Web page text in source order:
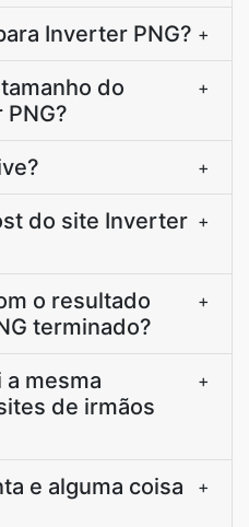
Inverter PNG? +
do
+
+
do site Inverter +
o resultado
terminado?
+
a mesma
de irmãos
+
e alguma coisa
+